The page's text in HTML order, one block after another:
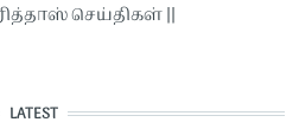
செய்திகள் ||
LATEST